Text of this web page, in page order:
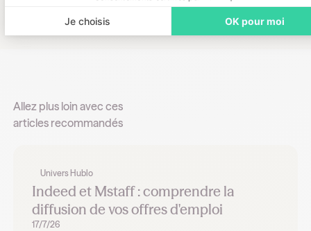
Je choisis OK pour moi
Allez plus loin avec ces
articles recommandés
Univers Hublo
Indeed et Mstaff : comprendre la
diffusion de vos offres d'emploi
17/7/26